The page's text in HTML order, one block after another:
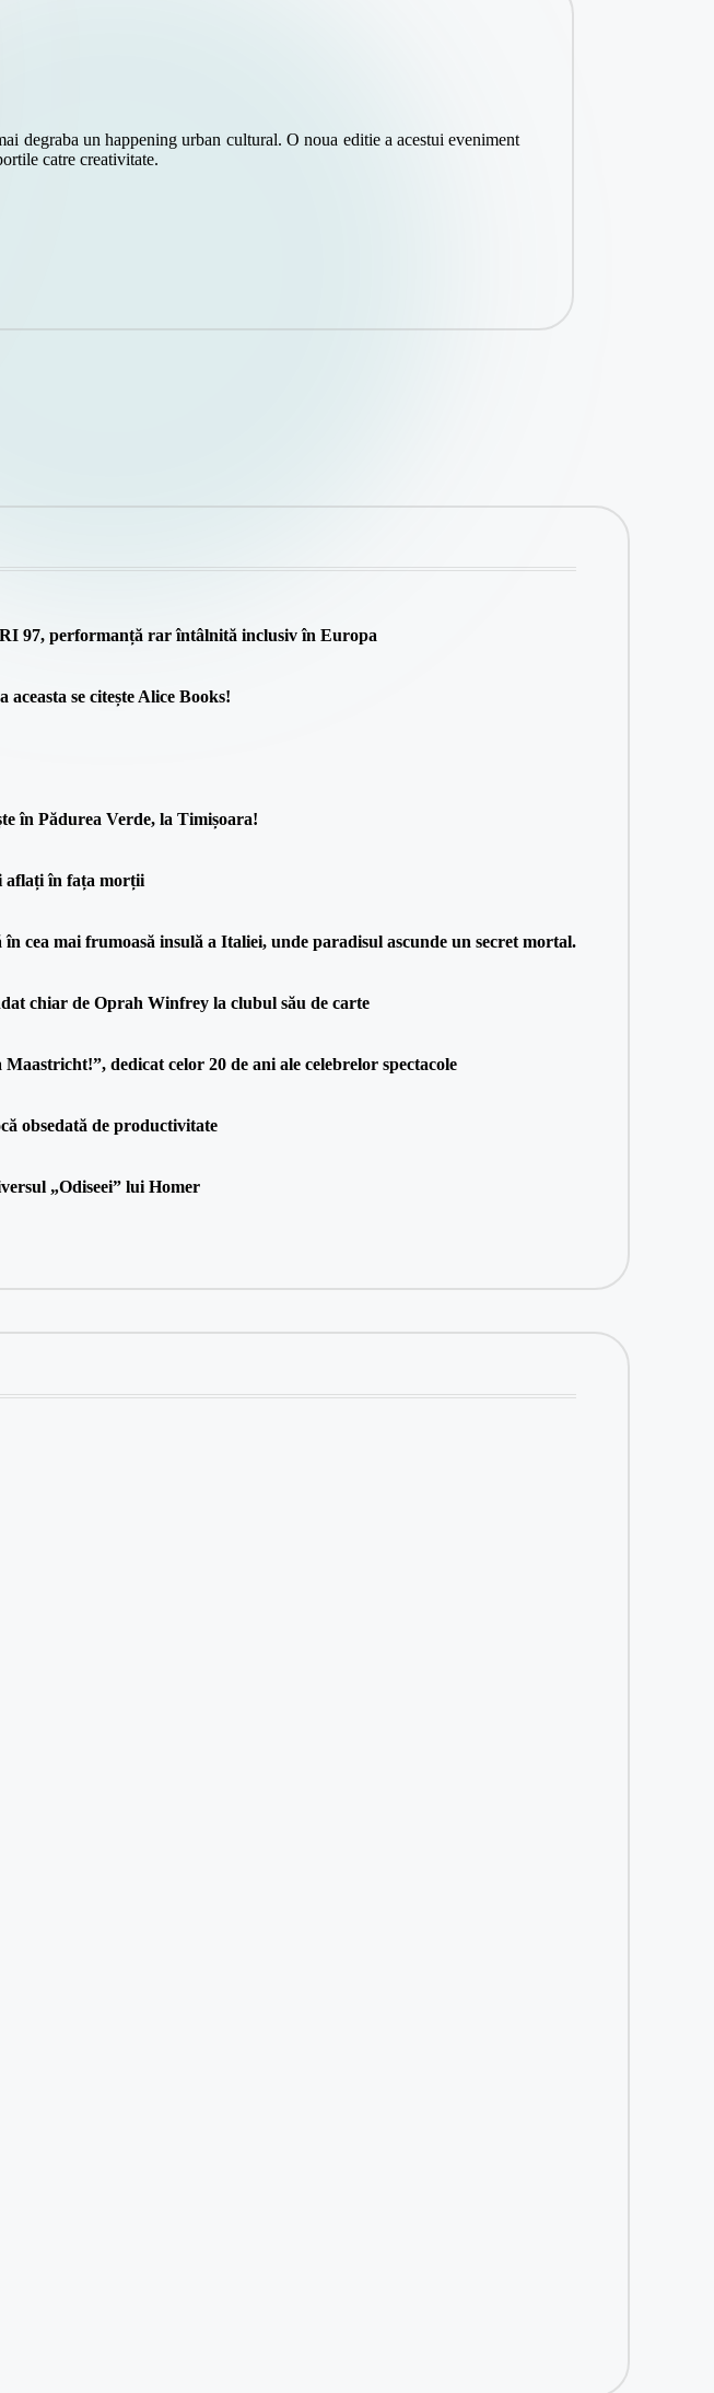
degraba un happening urban cultural. O noua editie a acestui eveniment
catre creativitate.
97, performanță rar întâlnită inclusiv în Europa
se citește Alice Books!
în Pădurea Verde, la Timișoara!
aflați în fața morții
cea mai frumoasă insulă a Italiei, unde paradisul ascunde un secret mortal.
chiar de Oprah Winfrey la clubul său de carte
dedicat celor 20 de ani ale celebrelor spectacole
obsedată de productivitate
„Odiseei” lui Homer